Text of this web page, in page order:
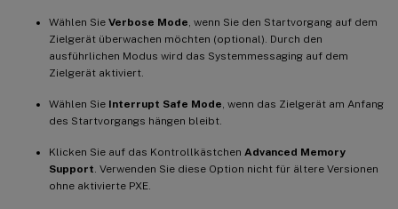
Wählen Sie Verbose Mode , wenn Sie den Startvorgang auf dem
Zielgerät überwachen möchten (optional). Durch den
ausführlichen Modus wird das Systemmessaging auf dem
Zielgerät aktiviert.
Wählen Sie Interrupt Safe Mode , wenn das Zielgerät am Anfang
des Startvorgangs hängen bleibt.
Klicken Sie auf das Kontrollkästchen Advanced Memory
Support . Verwenden Sie diese Option nicht für ältere Versionen
ohne aktivierte PXE.